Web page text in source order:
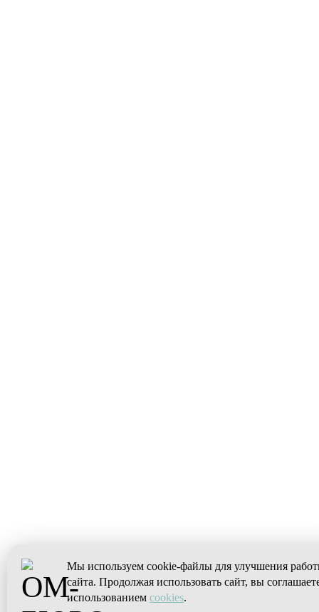
Мы используем cookie-файлы для улучшения
сайта. Продолжая использовать сайт, вы
использованием cookies.